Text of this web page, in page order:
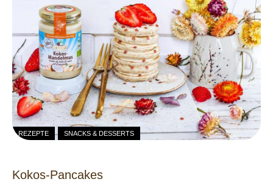
REZEPTE SNACKS & DESSERTS
Kokos-Pancakes